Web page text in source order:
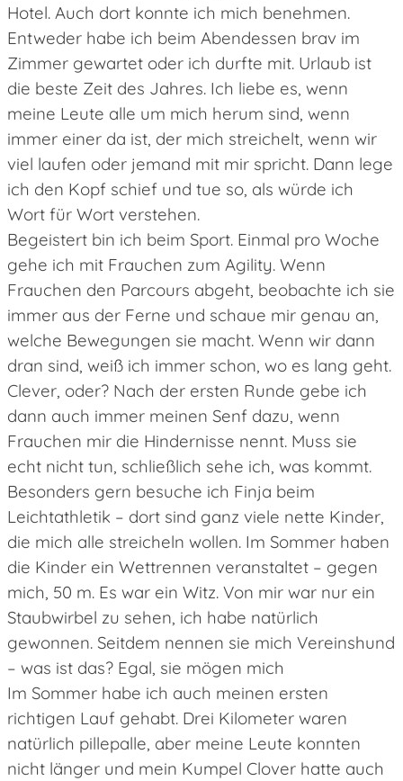
Hotel. Auch dort konnte ich mich benehmen.
Entweder habe ich beim Abendessen brav im
Zimmer gewartet oder ich durfte mit. Urlaub ist
die beste Zeit des Jahres. Ich liebe es, wenn
meine Leute alle um mich herum sind, wenn
immer einer da ist, der mich streichelt, wenn wir
viel laufen oder jemand mit mir spricht. Dann lege
ich den Kopf schief und tue so, als würde ich
Wort für Wort verstehen.
Begeistert bin ich beim Sport. Einmal pro Woche
gehe ich mit Frauchen zum Agility. Wenn
Frauchen den Parcours abgeht, beobachte ich sie
immer aus der Ferne und schaue mir genau an,
welche Bewegungen sie macht. Wenn wir dann
dran sind, weiß ich immer schon, wo es lang geht.
Clever, oder? Nach der ersten Runde gebe ich
dann auch immer meinen Senf dazu, wenn
Frauchen mir die Hindernisse nennt. Muss sie
echt nicht tun, schließlich sehe ich, was kommt.
Besonders gern besuche ich Finja beim
Leichtathletik – dort sind ganz viele nette Kinder,
die mich alle streicheln wollen. Im Sommer haben
die Kinder ein Wettrennen veranstaltet – gegen
mich, 50 m. Es war ein Witz. Von mir war nur ein
Staubwirbel zu sehen, ich habe natürlich
gewonnen. Seitdem nennen sie mich Vereinshund
– was ist das? Egal, sie mögen mich
Im Sommer habe ich auch meinen ersten
richtigen Lauf gehabt. Drei Kilometer waren
natürlich pillepalle, aber meine Leute konnten
nicht länger und mein Kumpel Clover hatte auch